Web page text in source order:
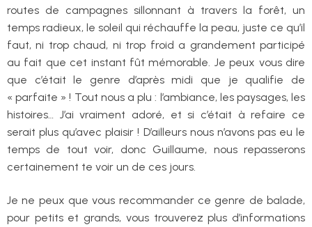
routes de campagnes sillonnant à travers la forêt, un
temps radieux, le soleil qui réchauffe la peau, juste ce qu’il
faut, ni trop chaud, ni trop froid a grandement participé
au fait que cet instant fût mémorable. Je peux vous dire
que c’était le genre d’après midi que je qualifie de
« parfaite » ! Tout nous a plu : l’ambiance, les paysages, les
histoires… J’ai vraiment adoré, et si c’était à refaire ce
serait plus qu’avec plaisir ! D’ailleurs nous n’avons pas eu le
temps de tout voir, donc Guillaume, nous repasserons
certainement te voir un de ces jours.
Je ne peux que vous recommander ce genre de balade,
pour petits et grands, vous trouverez plus d’informations